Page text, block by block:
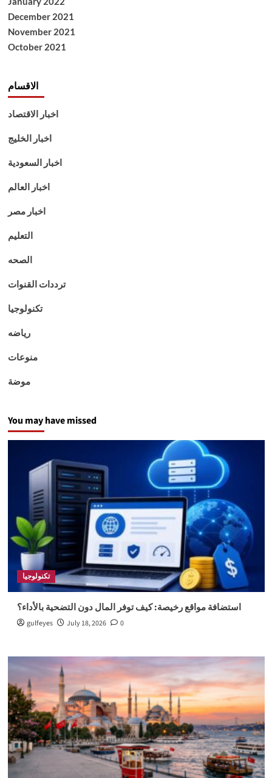
December 2021
November 2021
October 2021
الاقسام
اخبار الاقتصاد
اخبار الخليج
اخبار السعودية
اخبار العالم
اخبار مصر
التعليم
الصحه
ترددات القنوات
تكنولوجيا
رياضه
منوعات
موضة
You may have missed
تكنولوجيا
استضافة مواقع رخيصة: كيف توفر المال دون التضحية بالأداء؟
gulfeyes July 18, 2026 0